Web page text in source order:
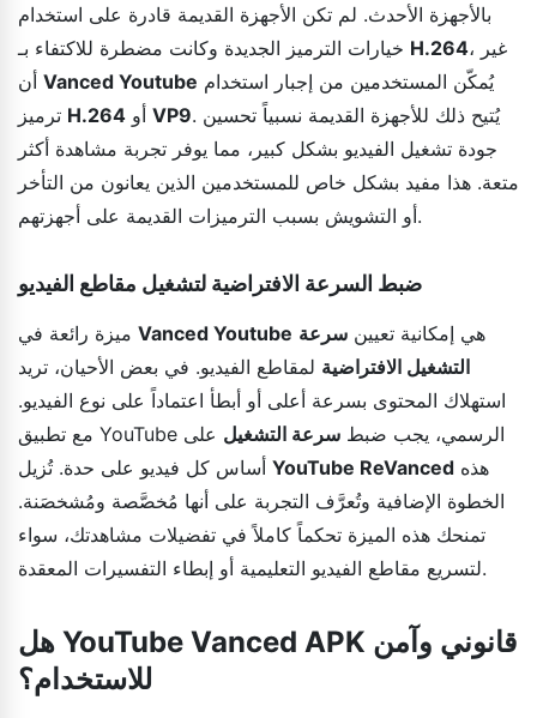
بالأجهزة الأحدث. لم تكن الأجهزة القديمة قادرة على استخدام
H.264، غير
Vanced Youtube
H.264 VP9. يُتيح ذلك للأجهزة القديمة نسبياً تحسين
جودة تشغيل الفيديو بشكل كبير، مما يوفر تجربة مشاهدة أكثر
متعة. هذا مفيد بشكل خاص للمستخدمين الذين يعانون من التأخر
أو التشويش بسبب الترميزات القديمة على أجهزتهم.
ضبط السرعة الافتراضية لتشغيل مقاطع الفيديو
Vanced Youtube هي إمكانية تعيين سرعة
التشغيل الافتراضية لمقاطع الفيديو. في بعض الأحيان، تريد
استهلاك المحتوى بسرعة أعلى أو أبطأ اعتماداً على نوع الفيديو.
مع تطبيق YouTube الرسمي، يجب ضبط سرعة التشغيل على
YouTube ReVanced
الخطوة الإضافية وتُعرَّف التجربة على أنها مُخصَّصة ومُشخصَنة.
تمنحك هذه الميزة تحكماً كاملاً في تفضيلات مشاهدتك، سواء
لتسريع مقاطع الفيديو التعليمية أو إبطاء التفسيرات المعقدة.
هل YouTube Vanced APK قانوني وآمن
للاستخدام؟